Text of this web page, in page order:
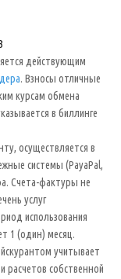
действующим
. Взносы отличные
курсам обмена
в биллинге
осуществляется в
системы (PayaPal,
Cчета-фактуры не
услуг
использования
1 (один) месяц.
учитывает
расчетов собственной